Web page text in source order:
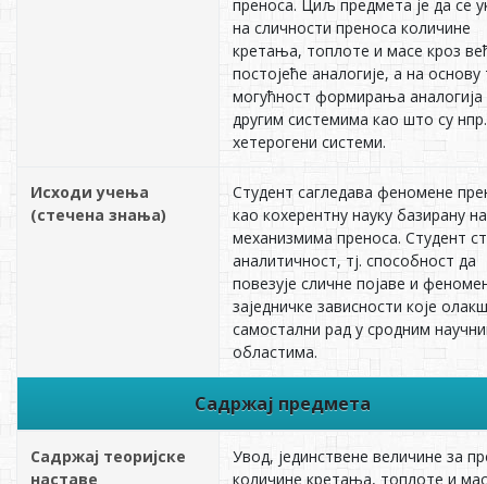
преноса. Циљ предмета је да се
на сличности преноса количине
кретања, топлоте и масе кроз
постојеће аналогије, а на основу
могућност формирања аналогија
другим системима као што су нпр.
хетерогени системи.
Исходи учења
(стечена знања)
Студент сагледава феномене
као кохерентну науку базирану на
механизмима преноса. Студент
аналитичност, тј. способност да
повезује сличне појаве и
заједничке зависности које
самостални рад у сродним
областима.
Садржај предмета
Садржај теоријске
наставе
Увод, јединствене величине за
количине кретања, топлоте и